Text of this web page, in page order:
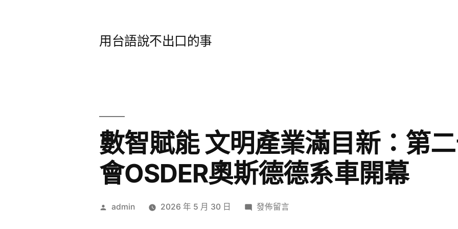
用台語說不出口的事
數智賦能 文明產業滿目新：第
會OSDER奧斯德德系車開幕
作
admin 2026 年 5 月 30 日
在
發佈留言